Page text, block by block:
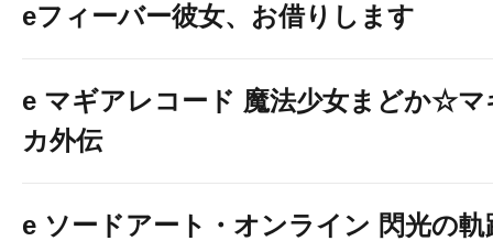
eフィーバー彼女、お借りします
e マギアレコード 魔法少女まどか☆マ
カ外伝
e ソードアート・オンライン 閃光の軌